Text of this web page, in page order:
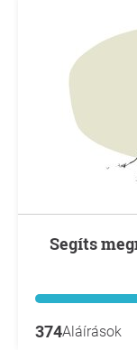
Segíts megmenteni a katonatelepi
374Aláírások